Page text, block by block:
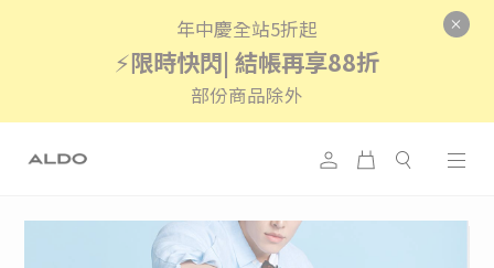
年中慶全站5折起
⚡限時快閃| 結帳再享88折
部份商品除外